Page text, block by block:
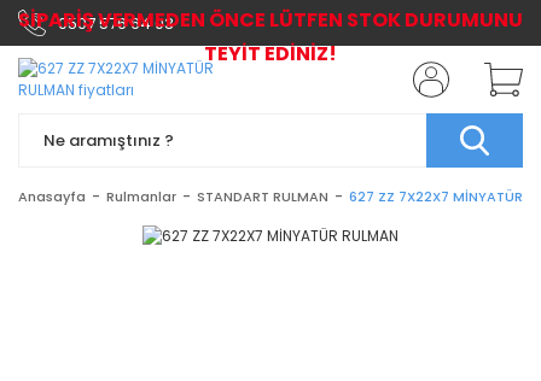
0507 576 64 03
Anasayfa Rulmanlar STANDART RULMAN 627 ZZ 7X22X7 MİNYATÜR
SİPARİŞ VERMEDEN ÖNCE LÜTFEN STOK DURUMUNU
TEYİT EDİNİZ!